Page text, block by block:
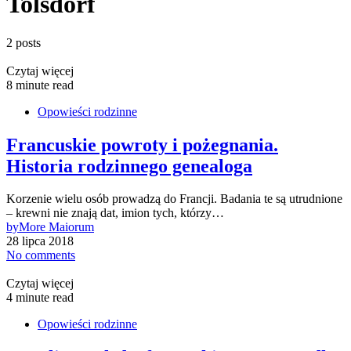
2 posts
Czytaj więcej
8 minute read
Opowieści rodzinne
Francuskie powroty i pożegnania.
Historia rodzinnego genealoga
Korzenie wielu osób prowadzą do Francji. Badania te są utrudnione
– krewni nie znają dat, imion tych, którzy…
byMore Maiorum
28 lipca 2018
No comments
Czytaj więcej
4 minute read
Opowieści rodzinne